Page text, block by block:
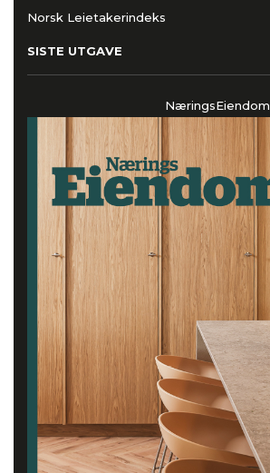
Norsk Leietakerindeks
SISTE UTGAVE
NæringsEiendom